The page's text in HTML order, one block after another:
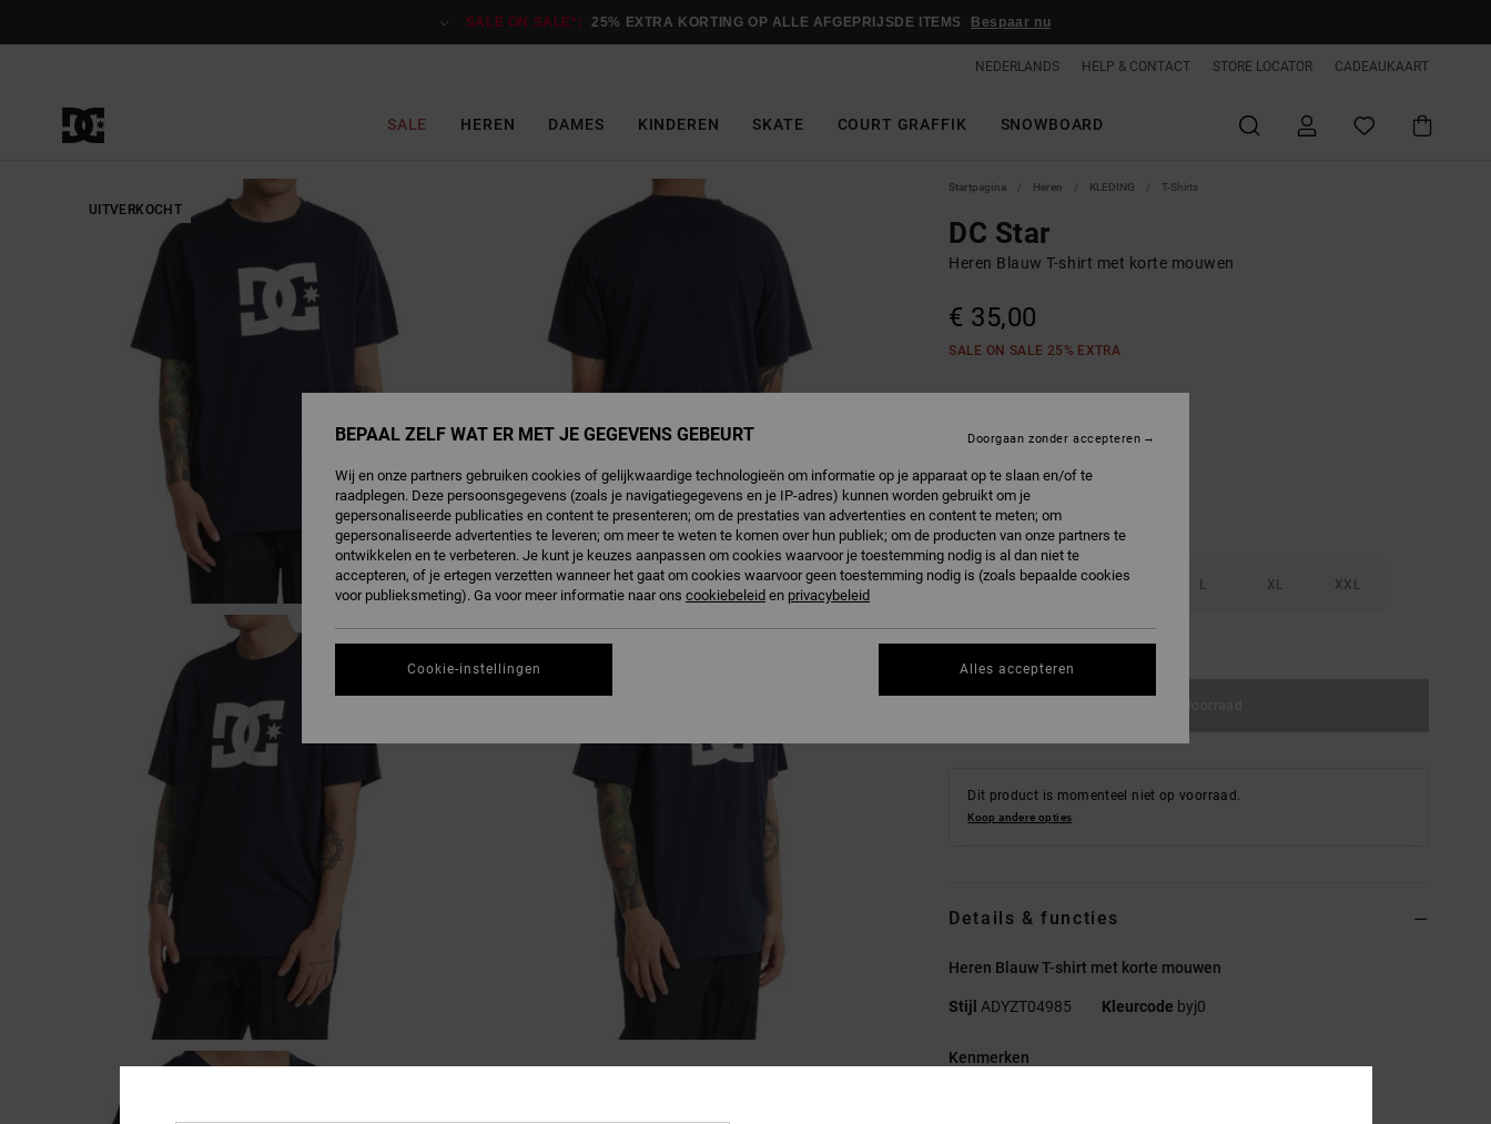
SALE ON SALE*: 25% EXTRA KORTING OP ALLE AFGEPRIJSDE ITEMS Bespaar nu
NEDERLANDS HELP & CONTACT STORE LOCATOR CADEAUKAART
SALE HEREN DAMES KINDEREN SKATE COURT GRAFFIK SNOWBOARD
UITVERKOCHT
Startpagina Heren KLEDING T-Shirts
DC Star
Heren Blauw T-shirt met korte mouwen
€ 35,00
SALE ON SALE 25% EXTRA
XS S M L XL XXL
Dit product is momenteel niet op voorraad.
Koop andere opties
Details & functies
Heren Blauw T-shirt met korte mouwen
Stijl ADYZT04985 Kleurcode byj0
Kenmerken
BEPAAL ZELF WAT ER MET JE GEGEVENS GEBEURT
Wij en onze partners gebruiken cookies of gelijkwaardige technologieën om informatie op je apparaat op te slaan en/of te
raadplegen. Deze persoonsgegevens (zoals je navigatiegegevens en je IP-adres) kunnen worden gebruikt om je
gepersonaliseerde publicaties en content te presenteren; om de prestaties van advertenties en content te meten; om
gepersonaliseerde advertenties te leveren; om meer te weten te komen over hun publiek; om de producten van onze partners te
ontwikkelen en te verbeteren. Je kunt je keuzes aanpassen om cookies waarvoor je toestemming nodig is al dan niet te
accepteren, of je ertegen verzetten wanneer het gaat om cookies waarvoor geen toestemming nodig is (zoals bepaalde cookies
voor publieksmeting). Ga voor meer informatie naar ons cookiebeleid en privacybeleid
Cookie-instellingen
Doorgaan zonder accepteren
Alles accepteren